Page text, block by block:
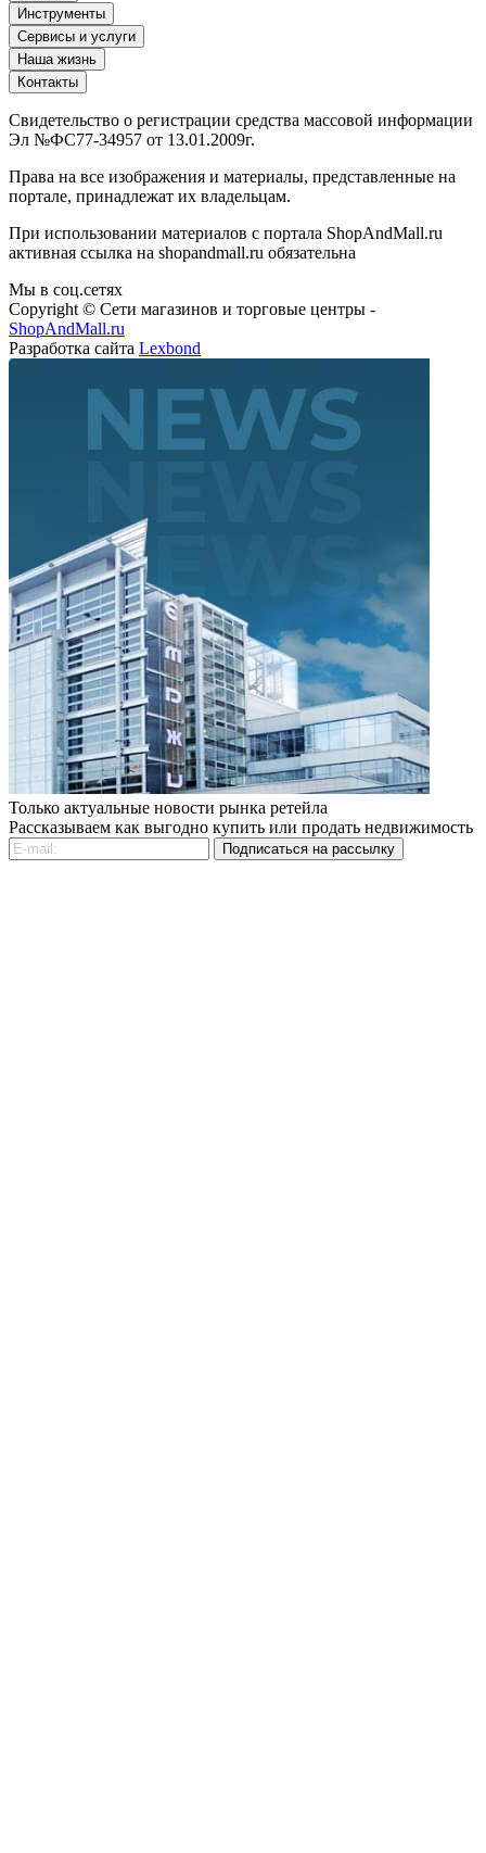
Инструменты
Сервисы и услуги
Наша жизнь
Контакты
Свидетельство о регистрации средства массовой информации
Эл №ФС77-34957 от 13.01.2009г.
Права на все изображения и материалы, представленные на
портале, принадлежат их владельцам.
При использовании материалов с портала ShopAndMall.ru
активная ссылка на shopandmall.ru обязательна
Мы в соц.сетях
Copyright © Сети магазинов и торговые центры -
ShopAndMall.ru
Разработка сайта Lexbond
Только актуальные новости рынка ретейла
Рассказываем как выгодно купить или продать недвижимость